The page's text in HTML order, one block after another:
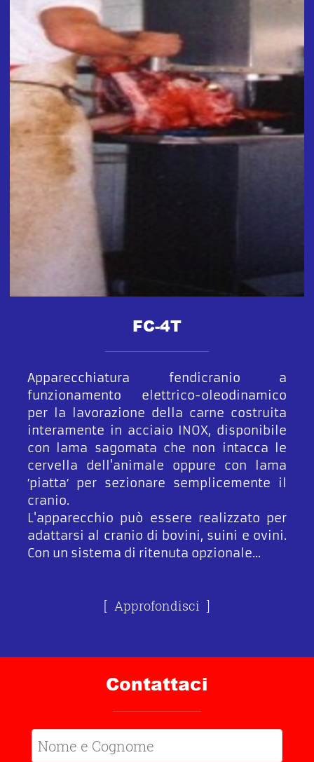
FC-4T
Apparecchiatura fendicranio a
funzionamento elettrico-oleodinamico
per la lavorazione della carne costruita
interamente in acciaio INOX, disponibile
con lama sagomata che non intacca le
cervella dell'animale oppure con lama
′piatta′ per sezionare semplicemente il
cranio.
L'apparecchio può essere realizzato per
adattarsi al cranio di bovini, suini e ovini.
Con un sistema di ritenuta opzionale...
Approfondisci
Contattaci